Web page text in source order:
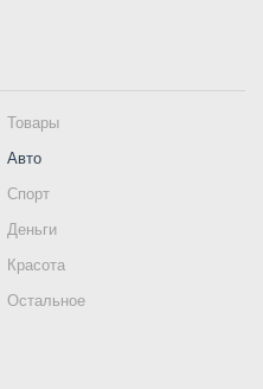
Товары
Авто
Спорт
Деньги
Красота
Остальное